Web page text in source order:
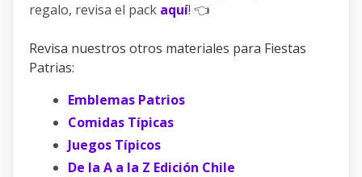
regalo, revisa el pack aquí! 👈
Revisa nuestros otros materiales para Fiestas
Patrias:
Emblemas Patrios
Comidas Típicas
Juegos Típicos
De la A a la Z Edición Chile